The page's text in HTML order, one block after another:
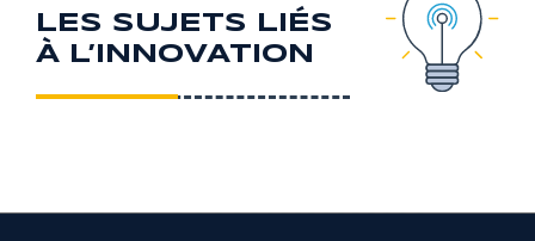
LES SUJETS LIÉS
À L’INNOVATION